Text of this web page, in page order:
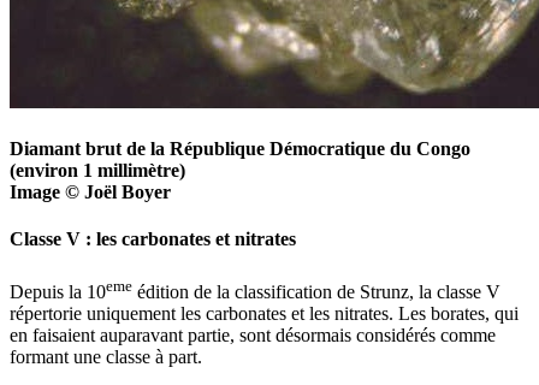
Diamant brut de la République Démocratique du Congo
(environ 1 millimètre)
Image © Joël Boyer
Classe V : les carbonates et nitrates
Depuis la 10eme édition de la classification de Strunz, la classe V
répertorie uniquement les carbonates et les nitrates. Les borates, qui
en faisaient auparavant partie, sont désormais considérés comme
formant une classe à part.